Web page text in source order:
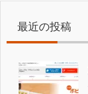
最近の投稿